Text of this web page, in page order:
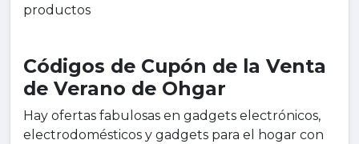
productos
Códigos de Cupón de la Venta
de Verano de Ohgar
Hay ofertas fabulosas en gadgets electrónicos,
electrodomésticos y gadgets para el hogar con